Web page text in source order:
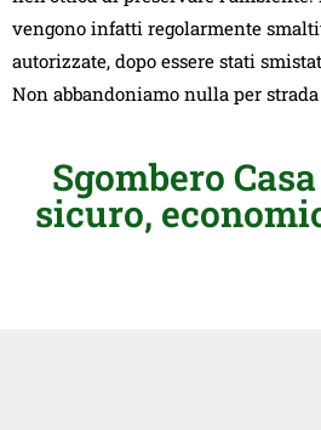
vengono infatti regolarmente
autorizzate, dopo essere stati
Non abbandoniamo nulla per
Sgombero
sicuro,